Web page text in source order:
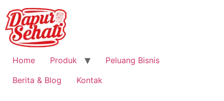
Home Produk
Peluang Bisnis
Berita & Blog
Kontak